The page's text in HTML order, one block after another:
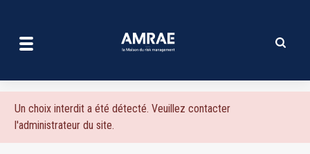
contenu
Message
d'erreur
Un choix interdit a été détecté. Veuillez contacter
l'administrateur du site.